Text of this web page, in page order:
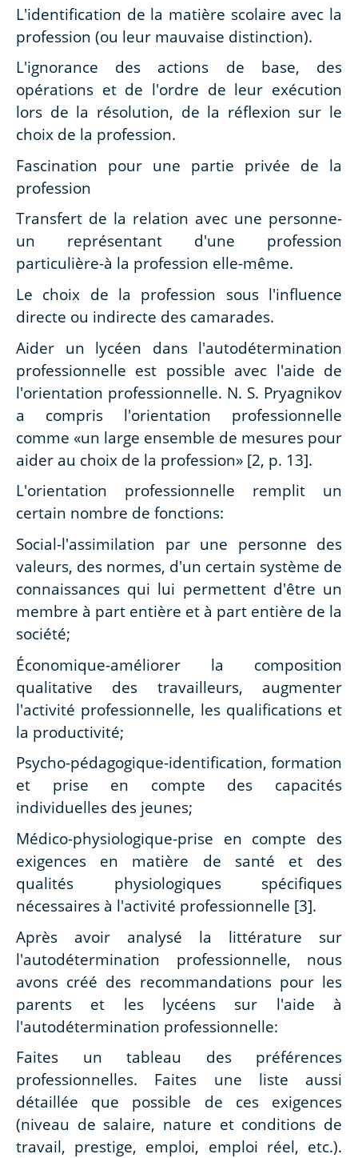
L'identification de la matière scolaire avec la
profession (ou leur mauvaise distinction).
L'ignorance des actions de base, des
opérations et de l'ordre de leur exécution
lors de la résolution, de la réflexion sur le
choix de la profession.
Fascination pour une partie privée de la
profession
Transfert de la relation avec une personne-
un représentant d'une profession
particulière-à la profession elle-même.
Le choix de la profession sous l'influence
directe ou indirecte des camarades.
Aider un lycéen dans l'autodétermination
professionnelle est possible avec l'aide de
l'orientation professionnelle. N. S. Pryagnikov
a compris l'orientation professionnelle
comme «un large ensemble de mesures pour
aider au choix de la profession» [2, p. 13].
L'orientation professionnelle remplit un
certain nombre de fonctions:
Social-l'assimilation par une personne des
valeurs, des normes, d'un certain système de
connaissances qui lui permettent d'être un
membre à part entière et à part entière de la
société;
Économique-améliorer la composition
qualitative des travailleurs, augmenter
l'activité professionnelle, les qualifications et
la productivité;
Psycho-pédagogique-identification, formation
et prise en compte des capacités
individuelles des jeunes;
Médico-physiologique-prise en compte des
exigences en matière de santé et des
qualités physiologiques spécifiques
nécessaires à l'activité professionnelle [3].
Après avoir analysé la littérature sur
l'autodétermination professionnelle, nous
avons créé des recommandations pour les
parents et les lycéens sur l'aide à
l'autodétermination professionnelle:
Faites un tableau des préférences
professionnelles. Faites une liste aussi
détaillée que possible de ces exigences
(niveau de salaire, nature et conditions de
travail, prestige, emploi, emploi réel, etc.).